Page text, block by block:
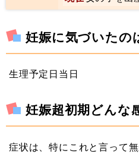
妊娠に気づいたの
生理予定日当日
妊娠超初期どんな
症状は、特にこれと言って